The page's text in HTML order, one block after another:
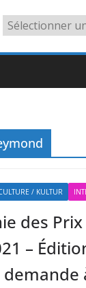
Rubriques
/ KULTUR
des
–